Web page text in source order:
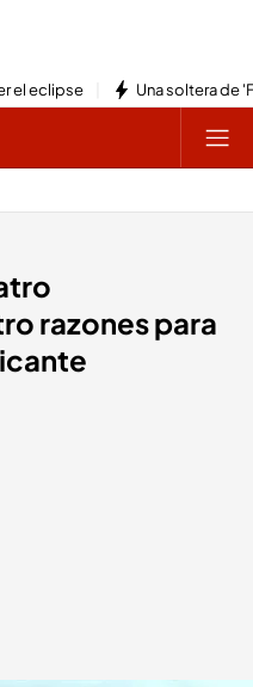
el eclipse Una soltera de
razones para